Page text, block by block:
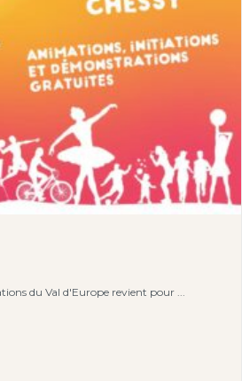
du Val d'Europe revient pour ...